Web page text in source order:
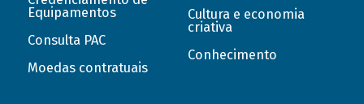
Equipamentos
Consulta PAC
Moedas contratuais
Cultura e economia
criativa
Conhecimento